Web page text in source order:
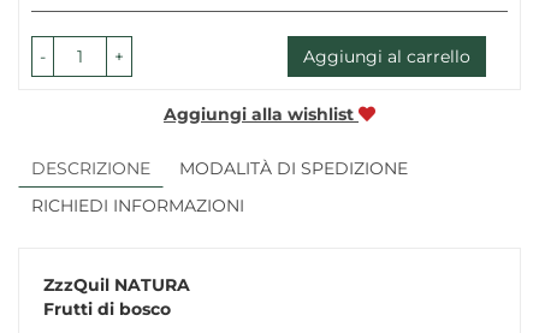
- + Aggiungi al carrello
Aggiungi alla wishlist
DESCRIZIONE
MODALITÀ DI SPEDIZIONE
RICHIEDI INFORMAZIONI
ZzzQuil NATURA
Frutti di bosco